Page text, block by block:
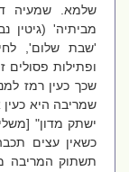
שלמא. שמעיה
מביתיה' (גיטין
'שבת שלום',
ופתילות פסולים
שכך כעין רמז
שמריבה היא כעין
ישתק מדון" [משלי
כשאין עצים
תשתוק המריבה